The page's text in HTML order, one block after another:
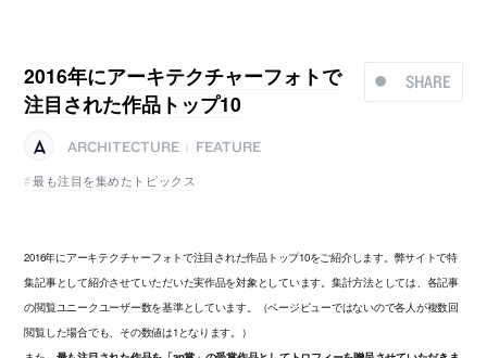
SHARE
2016年にアーキテクチャーフォトで
注目された作品トップ10
ARCHITECTURE
FEATURE
最も注目を集めたトピックス
2016年にアーキテクチャーフォトで注目された作品トップ10をご紹介します。弊サイトで特
集記事として紹介させていただいた実作品を対象としています。集計方法としては、各記事
の閲覧ユニークユーザー数を基準としています。（ページビューではないので各人が複数回
閲覧した場合でも、その数値は1となります。）